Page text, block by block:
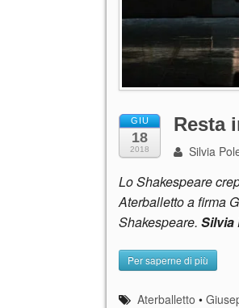
GIU
18
2018
Resta
Silvia
Lo Shakespeare
Aterballetto a firma
Shakespeare. Silvia
Per saperne di più
Aterballetto •